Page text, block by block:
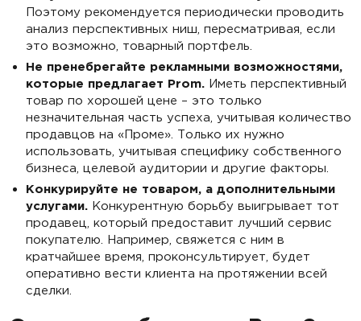
Поэтому рекомендуется периодически проводить
анализ перспективных ниш, пересматривая, если
это возможно, товарный портфель.
Не пренебрегайте рекламными возможностями,
которые предлагает Prom. Иметь перспективный
товар по хорошей цене – это только
незначительная часть успеха, учитывая количество
продавцов на «Проме». Только их нужно
использовать, учитывая специфику собственного
бизнеса, целевой аудитории и другие факторы.
Конкурируйте не товаром, а дополнительными
услугами. Конкурентную борьбу выигрывает тот
продавец, который предоставит лучший сервис
покупателю. Например, свяжется с ним в
кратчайшее время, проконсультирует, будет
оперативно вести клиента на протяжении всей
сделки.